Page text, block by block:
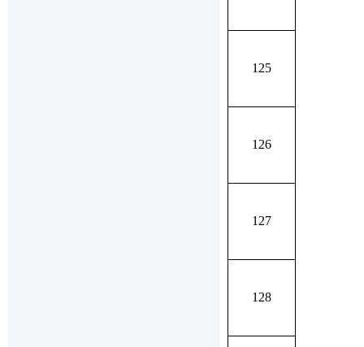
125
126
127
128